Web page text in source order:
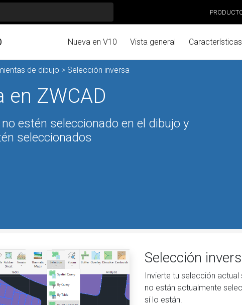
Nueva en V10 Vista general Características
de dibujo > Selección inversa
en ZWCAD
estén seleccionado en el dibujo y
seleccionados
Selección
Invierte tu selección
no están actualmente
sí lo están.